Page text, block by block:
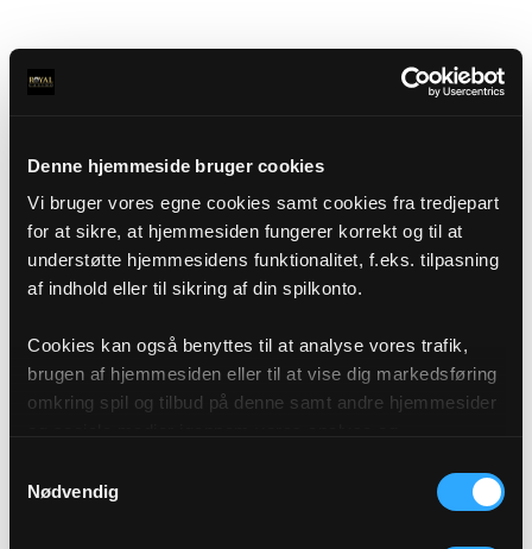
Denne hjemmeside bruger cookies
Vi bruger vores egne cookies samt cookies fra tredjepart
for at sikre, at hjemmesiden fungerer korrekt og til at
understøtte hjemmesidens funktionalitet, f.eks. tilpasning
af indhold eller til sikring af din spilkonto.
Cookies kan også benyttes til at analyse vores trafik,
brugen af hjemmesiden eller til at vise dig markedsføring
omkring spil og tilbud på denne samt andre hjemmesider
af cookies under "Detaljer" eller ved at klikke videre til
vores Cookiepolitik, som du finder i bunden af vores
Nødvendig